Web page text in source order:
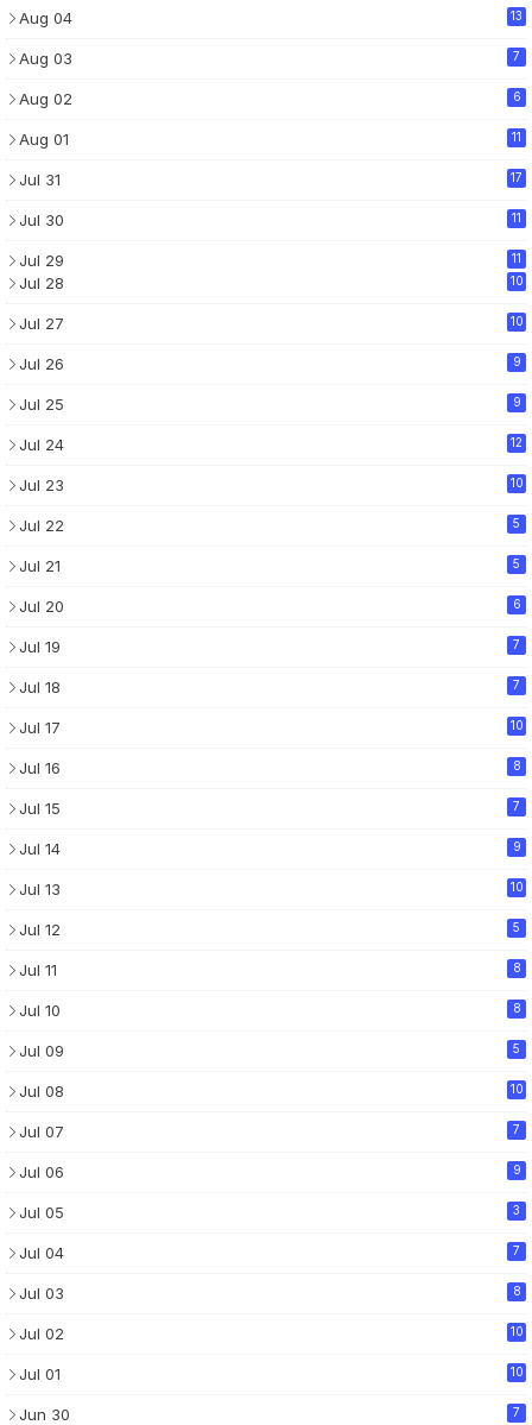
Aug 04 13
Aug 03 7
Aug 02 6
Aug 01 11
Jul 31 17
Jul 30 11
Jul 29 11
Jul 28 10
Jul 27 10
Jul 26 9
Jul 25 9
Jul 24 12
Jul 23 10
Jul 22 5
Jul 21 5
Jul 20 6
Jul 19 7
Jul 18 7
Jul 17 10
Jul 16 8
Jul 15 7
Jul 14 9
Jul 13 10
Jul 12 5
Jul 11 8
Jul 10 8
Jul 09 5
Jul 08 10
Jul 07 7
Jul 06 9
Jul 05 3
Jul 04 7
Jul 03 8
Jul 02 10
Jul 01 10
Jun 30 7